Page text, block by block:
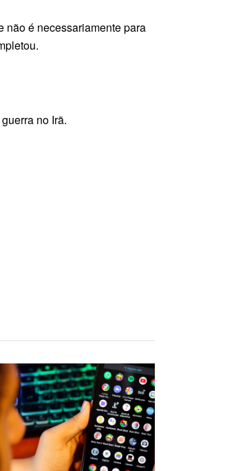
não é necessariamente para
no Irã.